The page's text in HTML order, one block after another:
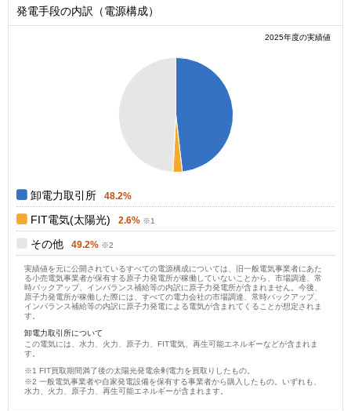
発電手段の内訳（電源構成）
2025年度の実績値
卸電力取引所 48.2%
FIT電気(太陽光) 2.6%
その他 49.2%
実績値を元に公開されているすべての電源構成については、旧一般電気事業者にあた
る小売電気事業者が保有する原子力発電所が稼働していないことから、市場調達、常
時バックアップ、インバランス補給等の内訳に原子力発電所が含まれません。今後、
原子力発電所が稼働した際には、すべての電力会社の市場調達、常時バックアップ、
インバランス補給等の内訳に原子力発電による電気が含まれてくることが想定されま
す。
卸電力取引所について
この電気には、水力、火力、原子力、FIT電気、再生可能エネルギーなどが含まれま
す。
FIT買取期間満了後の太陽光発電余剰電力を買取りしたもの。
一般電気事業者や自家発電設備を保有する事業者から購入したもの。いずれも、
水力、火力、原子力、再生可能エネルギーが含まれます。